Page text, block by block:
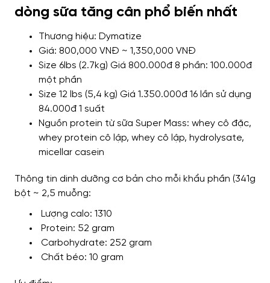
dòng sữa tăng cân phổ biến nhất
Thương hiệu: Dymatize
Giá: 800,000 VNĐ ~ 1,350,000 VNĐ
Size 6lbs (2.7kg) Giá 800.000đ 8 phần: 100.000đ
một phần
Size 12 lbs (5,4 kg) Giá 1.350.000đ 16 lần sử dụng
84.000đ 1 suất
Nguồn protein từ sữa Super Mass: whey cô đặc,
whey protein cô lập, whey cô lập, hydrolysate,
micellar casein
Thông tin dinh dưỡng cơ bản cho mỗi khẩu phần (341g
bột ~ 2,5 muỗng:
Lượng calo: 1310
Protein: 52 gram
Carbohydrate: 252 gram
Chất béo: 10 gram